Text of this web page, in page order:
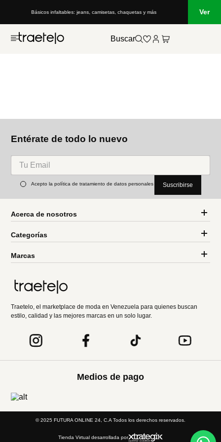
Básicos infaltables: jeans, camisetas, chaquetas y más Ver
Buscar
Entérate de todo lo nuevo
Acepto la política de tratamiento de datos personales Suscribirse
Acerca de nosotros
Categorías
Marcas
Traetelo, el marketplace de moda en Venezuela para quienes buscan
estilo, calidad y las mejores marcas en un solo lugar.
Medios de pago
© 2025 FUTURA ONLINE 24, C.A Todos los derechos reservados.
Tienda Virtual desarrollada por